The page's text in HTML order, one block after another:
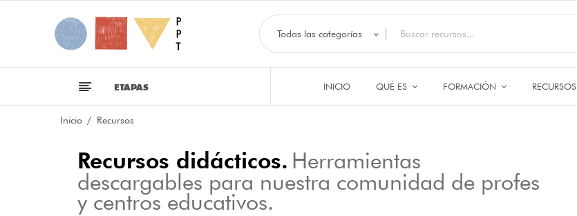
Todas las categorías
ETAPAS INICIO QUÉ ES FORMACIÓN RECURSOS
Inicio Recursos
Recursos didácticos. Herramientas
descargables para nuestra comunidad de profes
y centros educativos.